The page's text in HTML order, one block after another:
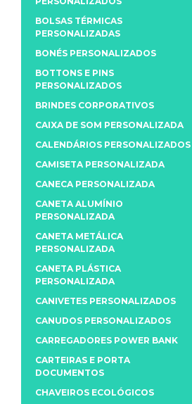
BOLSAS TÉRMICAS
PERSONALIZADAS
BONÉS PERSONALIZADOS
BOTTONS E PINS
PERSONALIZADOS
BRINDES CORPORATIVOS
CAIXA DE SOM PERSONALIZADA
CALENDÁRIOS PERSONALIZADOS
CAMISETA PERSONALIZADA
CANECA PERSONALIZADA
CANETA ALUMÍNIO
PERSONALIZADA
CANETA METÁLICA
PERSONALIZADA
CANETA PLÁSTICA
PERSONALIZADA
CANIVETES PERSONALIZADOS
CANUDOS PERSONALIZADOS
CARREGADORES POWER BANK
CARTEIRAS E PORTA
DOCUMENTOS
CHAVEIROS ECOLÓGICOS